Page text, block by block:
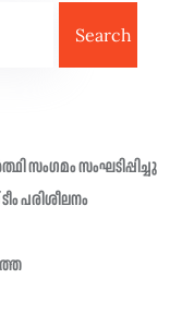
Search
സംഗമം സംഘടിപ്പിച്ചു
പരിശീലനം